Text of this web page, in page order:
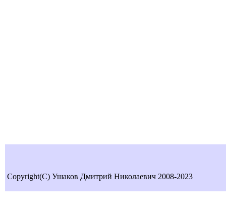
Copyright(C) Ушаков Дмитрий Николаевич 2008-2023